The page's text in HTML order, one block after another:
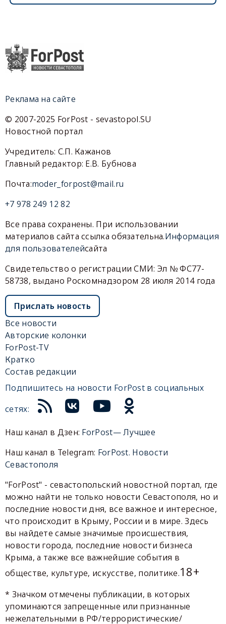
Реклама на сайте
© 2007-2025 ForPost - sevastopol.SU
Новостной портал
Учредитель: С.П. Кажанов
Главный редактор: Е.В. Бубнова
Почта:moder_forpost@mail.ru
+7 978 249 12 82
Все права сохранены. При использовании
материалов сайта ссылка обязательна.Информация
для пользователейсайта
Свидетельство о регистрации СМИ: Эл № ФС77-
58738, выдано Роскомнадзором 28 июля 2014 года
Прислать новость
Все новости
Авторские колонки
ForPost-TV
Кратко
Состав редакции
Подпишитесь на новости ForPost в социальных
сетях:
Наш канал в Дзен: ForPost— Лучшее
Наш канал в Telegram: ForPost. Новости
Севастополя
"ForPost" - севастопольский новостной портал, где
можно найти не только новости Севастополя, но и
последние новости дня, все важное и интересное,
что происходит в Крыму, России и в мире. Здесь
вы найдете самые значимые происшествия,
новости города, последние новости бизнеса
Крыма, а также все важнейшие события в
обществе, культуре, искусстве, политике.18+
* Значком отмечены публикации, в которых
упоминаются запрещенные или признанные
нежелательными в РФ/террористические/